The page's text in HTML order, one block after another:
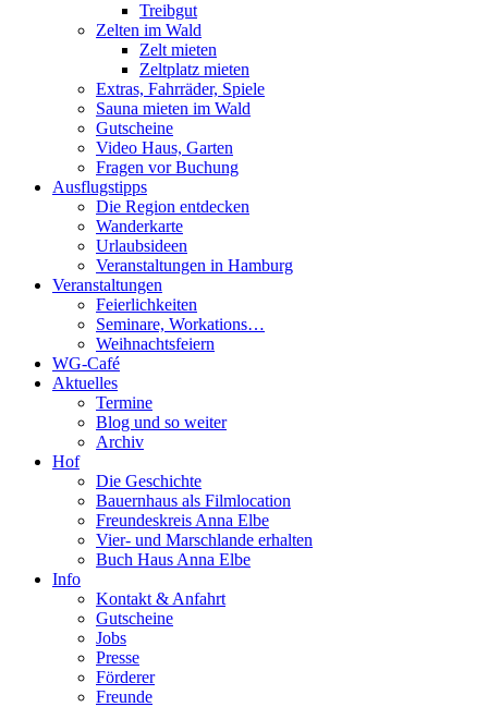
Treibgut
Zelten im Wald
Zelt mieten
Zeltplatz mieten
Extras, Fahrräder, Spiele
Sauna mieten im Wald
Gutscheine
Video Haus, Garten
Fragen vor Buchung
Ausflugstipps
Die Region entdecken
Wanderkarte
Urlaubsideen
Veranstaltungen in Hamburg
Veranstaltungen
Feierlichkeiten
Seminare, Workations…
Weihnachtsfeiern
WG-Café
Aktuelles
Termine
Blog und so weiter
Archiv
Hof
Die Geschichte
Bauernhaus als Filmlocation
Freundeskreis Anna Elbe
Vier- und Marschlande erhalten
Buch Haus Anna Elbe
Info
Kontakt & Anfahrt
Gutscheine
Jobs
Presse
Förderer
Freunde